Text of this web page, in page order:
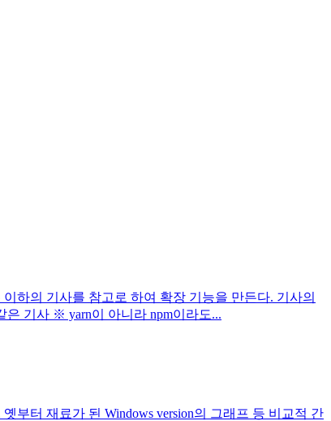
하의 기사를 참고로 하여 확장 기능을 만든다. 기사의
은 기사 ※ yarn이 아니라 npm이라도...
부터 재료가 된 Windows version의 그래프 등 비교적 간